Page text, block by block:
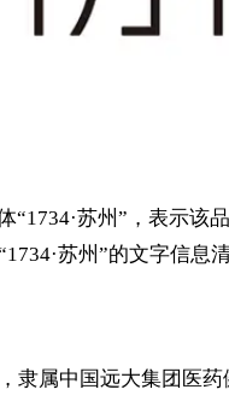
苏州”，表示
苏州”的文字信
隶属中国远大集团医